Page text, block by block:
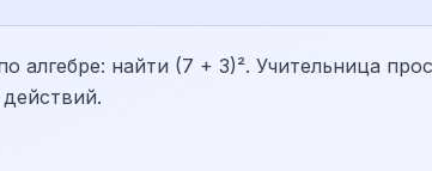
алгебре: найти (7 + 3)². Учительница